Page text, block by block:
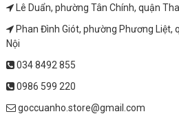
Lê Duẩn, phường Tân Chính, quận
Phan Đình Giót, phường Phương Liệt,
Nội
034 8492 855
0986 599 220
goccuanho.store@gmail.com